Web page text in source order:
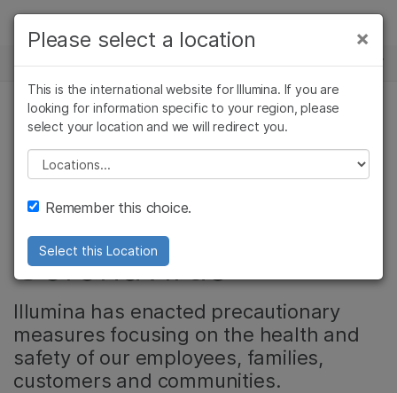
Skip to content
솔루션
학습
회사
지원
추천 링크
뉴스 센터
기업, 미생물 유전체학
Illumina Statement
on Novel
Coronavirus
Illumina has enacted precautionary
measures focusing on the health and
safety of our employees, families,
customers and communities.
×
암 연구
미생물학 연구
농업유전체학 연구
복합 질환 연구
임상 종양학 연구
생식 보건 연구
연구
×
Please select a location
This is the international website for Illumina. If you are
looking for information specific to your region, please
select your location and we will redirect you.
Please select a location
Remember this choice.
Select this Location